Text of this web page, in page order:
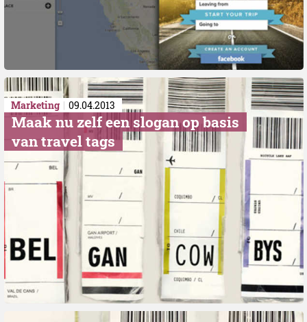
Marketing 09.04.2013
Maak nu zelf een slogan op basis
van travel tags